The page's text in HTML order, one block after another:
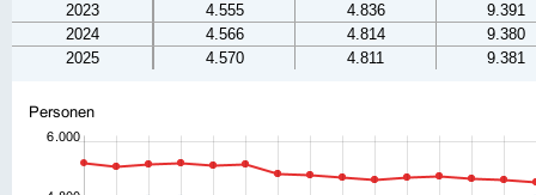
2023
4.555 4.836
9.391
2024
4.566 4.814
9.380
2025
4.570 4.811 9.381